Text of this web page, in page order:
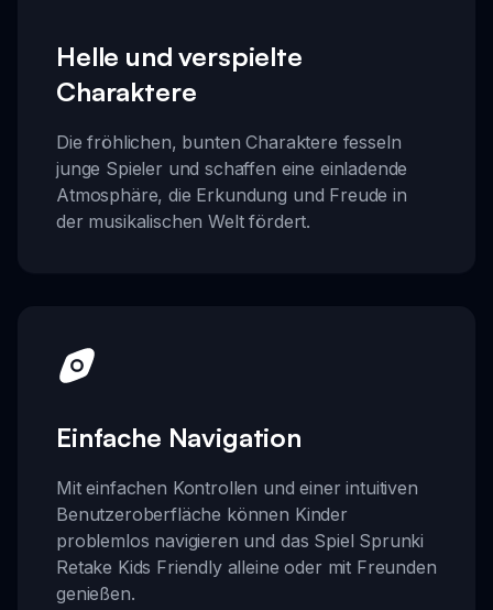
Helle und verspielte
Charaktere
Die fröhlichen, bunten Charaktere fesseln
junge Spieler und schaffen eine einladende
Atmosphäre, die Erkundung und Freude in
der musikalischen Welt fördert.
Einfache Navigation
Mit einfachen Kontrollen und einer intuitiven
Benutzeroberfläche können Kinder
problemlos navigieren und das Spiel Sprunki
Retake Kids Friendly alleine oder mit Freunden
genießen.